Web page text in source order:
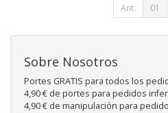
Ant. 01
Sobre Nosotros
Portes GRATIS para todos los
4,90 € de portes para pedidos
4,90 € de manipulación para